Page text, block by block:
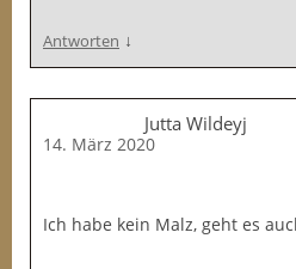
Antworten ↓
Jutta Wildeyj
14. März 2020
Ich habe kein Malz, geht es